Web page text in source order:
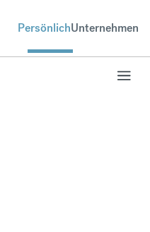
PersönlichUnternehmen